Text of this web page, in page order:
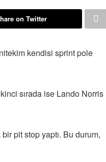
on Twitter
kendisi sprint pole
sırada ise Lando Norris
pit stop yaptı. Bu durum,